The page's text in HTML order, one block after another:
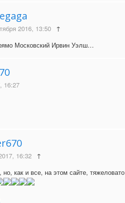
2016, 13:50 ↑
Московский Ирвин Уэлш…
16:27
16:32 ↑
но, как и все, на этом сайте,